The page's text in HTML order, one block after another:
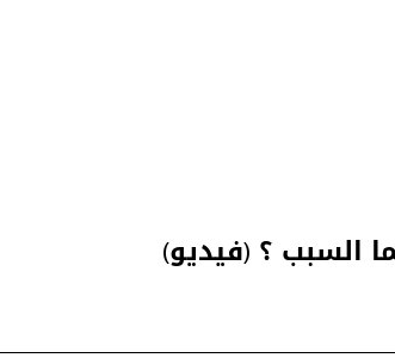
السبب ؟ (فيديو)